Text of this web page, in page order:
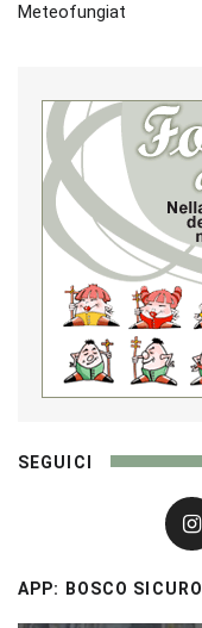
Meteofungiat
SEGUICI
APP: BOSCO SICURO